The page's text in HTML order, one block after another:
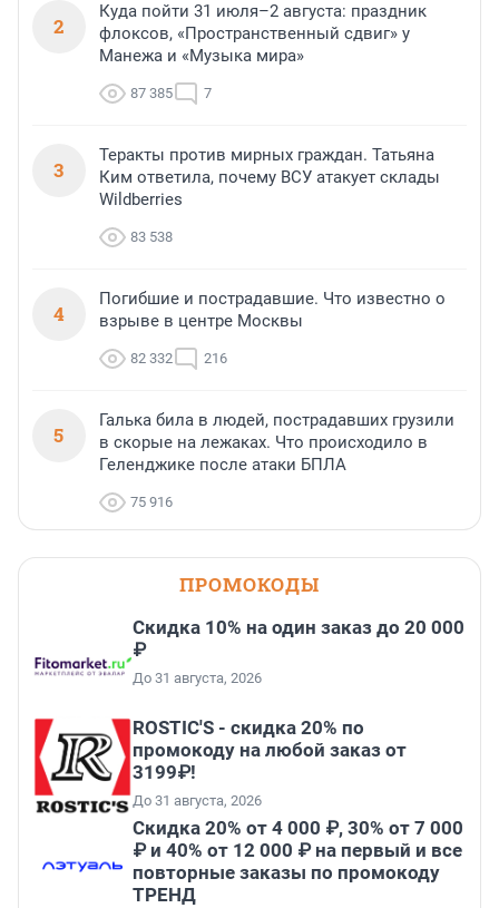
2
Куда пойти 31 июля–2 августа: праздник
флоксов, «Пространственный сдвиг» у
Манежа и «Музыка мира»
87 385 7
3
Теракты против мирных граждан. Татьяна
Ким ответила, почему ВСУ атакует склады
Wildberries
83 538
4
Погибшие и пострадавшие. Что известно о
взрыве в центре Москвы
82 332 216
5
Галька била в людей, пострадавших грузили
в скорые на лежаках. Что происходило в
Геленджике после атаки БПЛА
75 916
ПРОМОКОДЫ
Скидка 10% на один заказ до 20 000
₽
До 31 августа, 2026
ROSTIC'S - скидка 20% по
промокоду на любой заказ от
3199₽!
До 31 августа, 2026
Скидка 20% от 4 000 ₽, 30% от 7 000
₽ и 40% от 12 000 ₽ на первый и все
повторные заказы по промокоду
ТРЕНД